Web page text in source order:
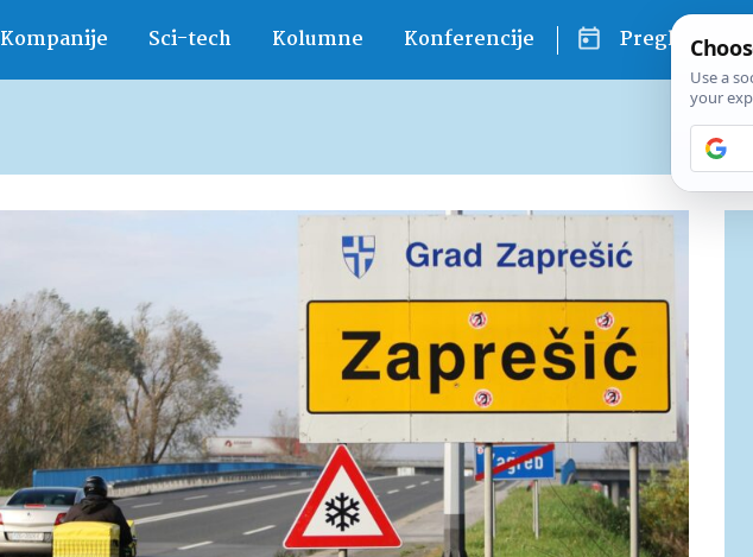
Kompanije Sci-tech Kolumne Konferencije Pregled dana